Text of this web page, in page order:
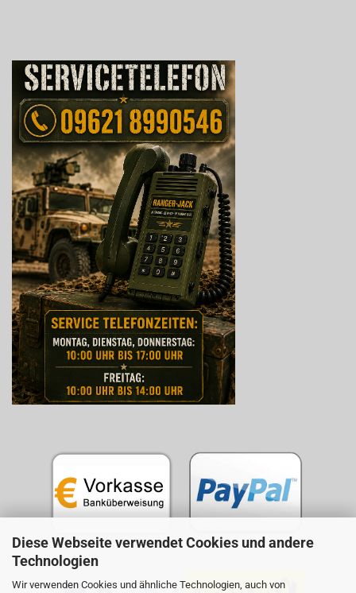
Diese Webseite verwendet Cookies und andere
Technologien
Wir verwenden Cookies und ähnliche Technologien, auch von